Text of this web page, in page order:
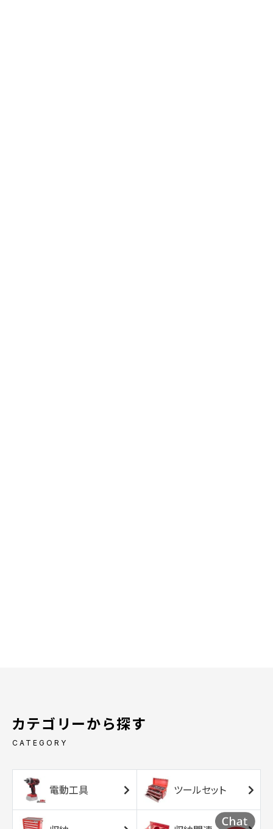
カテゴリーから探す
CATEGORY
電動工具 ツールセット